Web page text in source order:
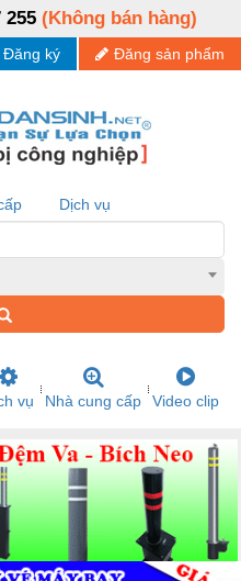
255 (Không bán hàng)
Đăng sản phẩm
Đăng ký
Dịch vụ
vụ Nhà cung cấp Video clip